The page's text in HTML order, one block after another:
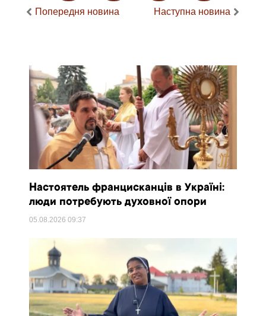
Попередня новина Наступна новина
Настоятель францисканців в Україні:
люди потребують духовної опори
05.08.202609:37